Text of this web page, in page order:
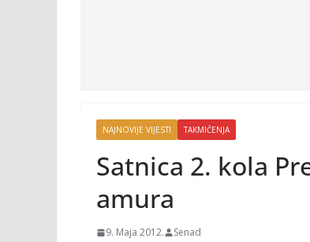
NAJNOVIJE VIJESTI TAKMIČENJA
Satnica 2. kola
amura
9. Maja 2012. Senad